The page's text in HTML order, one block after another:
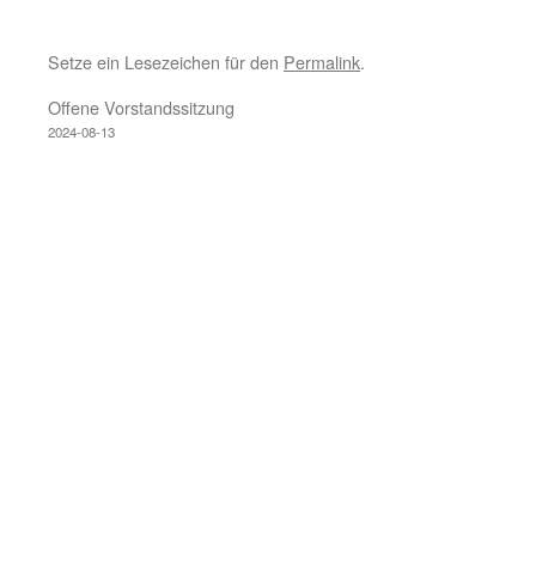
Setze ein Lesezeichen für den Permalink.
Offene Vorstandssitzung
2024-08-13